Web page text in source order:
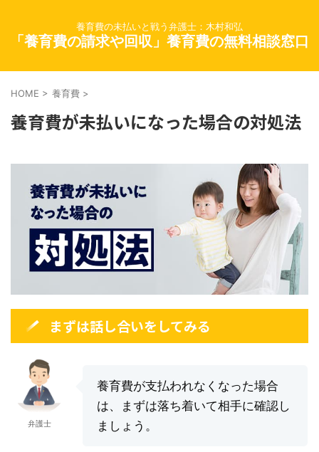
養育費の未払いと戦う弁護士：木村和弘
「養育費の請求や回収」養育費の無料相談窓口
HOME > 養育費 >
養育費が未払いになった場合の対処法
まずは話し合いをしてみる
弁護士
養育費が支払われなくなった場合
は、まずは落ち着いて相手に確認し
ましょう。